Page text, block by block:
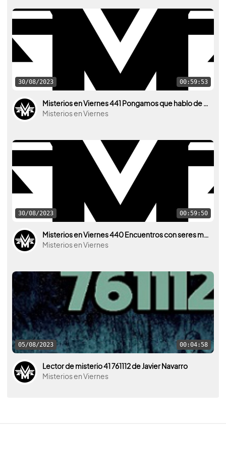
30/08/2023 00:59:53
Misterios en Viernes 441 Pongamos que hablo de Poe con Oscar Fabrega
Misterios en Viernes
30/08/2023 00:59:50
Misterios en Viernes 440 Encuentros con seres mitológicos
Misterios en Viernes
05/08/2023 00:04:58
Lector de misterio 41 761112 de Javier Navarro
Misterios en Viernes